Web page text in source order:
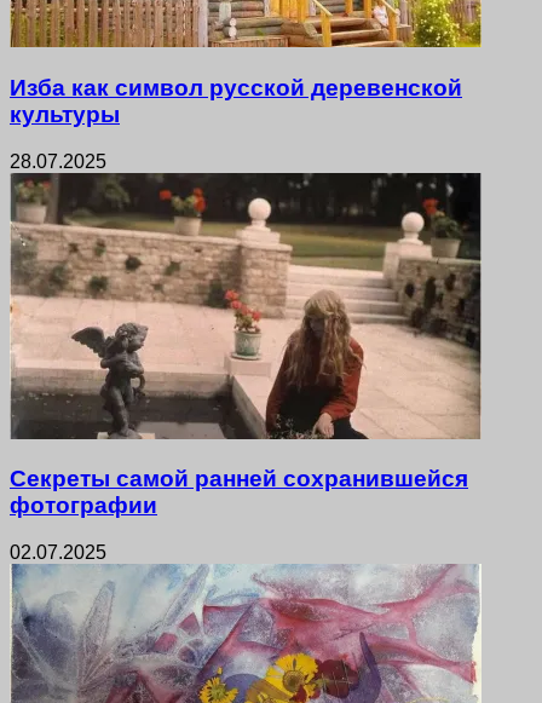
Изба как символ русской деревенской
культуры
28.07.2025
Секреты самой ранней сохранившейся
фотографии
02.07.2025